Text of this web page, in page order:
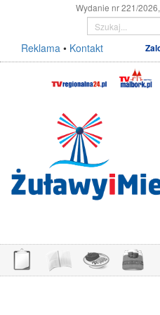
Wydanie nr 221/
Reklama • Kontakt